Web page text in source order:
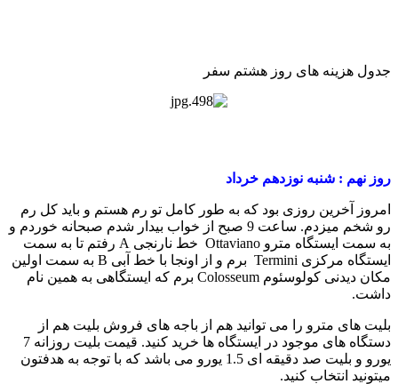
جدول هزینه های روز هشتم سفر
روز نهم : شنبه نوزدهم خرداد
امروز آخرین روزی بود که به طور کامل تو رم هستم و باید کل رم
رو شخم میزدم. ساعت 9 صبح از خواب بیدار شدم صبحانه خوردم و
به سمت ایستگاه مترو Ottaviano خط نارنجی A رفتم تا به سمت
ایستگاه مرکزی Termini برم و از اونجا با خط آبی B به سمت اولین
مکان دیدنی کولوسئوم Colosseum برم که ایستگاهی به همین نام
داشت.
بلیت های مترو را می توانید هم از باجه های فروش بلیت هم از
دستگاه های موجود در ایستگاه ها خرید کنید. قیمت بلیت روزانه 7
یورو و بلیت صد دقیقه ای 1.5 یورو می باشد که با توجه به هدفتون
میتونید انتخاب کنید.